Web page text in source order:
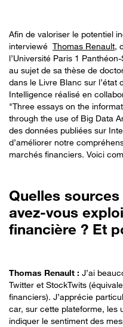
Afin de valoriser le potentiel
interviewé Thomas Renault,
l’Université Paris 1
au sujet de sa thèse de
dans le Livre Blanc sur l’état
Intelligence réalisé en
"Three essays on the
through the use of Big Data
des données publiées sur
d’améliorer notre
marchés financiers. Voici
Quelles
avez-vous
financière ? Et
Thomas Renault : J’ai
Twitter et StockTwits
financiers). J’apprécie
car, sur cette plateforme, les
indiquer le sentiment des